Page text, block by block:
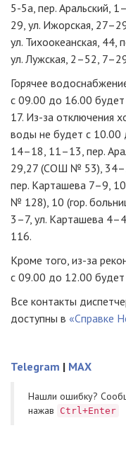
5-5а, пер. Аральский,
29, ул. Ижорская,
ул. Тихоокеанская,
ул. Лужская, 2–52,
Горячее
с 09.00 до 16.00 будет
17. Из-за отключения
воды не будет с 10.00
14–18, 11–13, пер.
29,27 (СОШ № 53),
пер. Карташева 7–9,
№ 128), 10 (гор.
3–7, ул. Карташева
116.
Кроме того, из-за
с 09.00 до 12.00 будет
Все контакты
доступны в «Справке
Telegram | MAX
Нашли ошибку?
нажав
Ctrl+Enter